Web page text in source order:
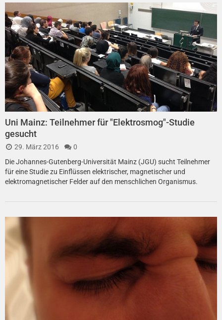
Uni Mainz: Teilnehmer für "Elektrosmog"-Studie
gesucht
29. März 2016
0
Die Johannes-Gutenberg-Universität Mainz (JGU) sucht Teilnehmer
für eine Studie zu Einflüssen elektrischer, magnetischer und
elektromagnetischer Felder auf den menschlichen Organismus.